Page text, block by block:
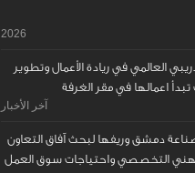
2026
العالمي في ريادة الأعمال وتطوير
اعمالها في مقر الغرفة
آخر الأخبار
دمشق وريفها لبحث آفاق التعاون
التخصصي واحتياجات سوق العمل